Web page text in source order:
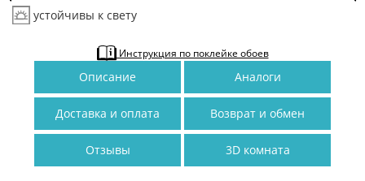
устойчивы к свету
Инструкция по поклейке обоев
Описание Аналоги
Доставка и оплата Возврат и обмен
Отзывы 3D комната